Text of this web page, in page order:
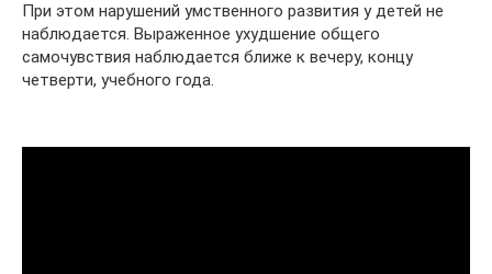
При этом нарушений умственного развития у детей не
наблюдается. Выраженное ухудшение общего
самочувствия наблюдается ближе к вечеру, концу
четверти, учебного года.